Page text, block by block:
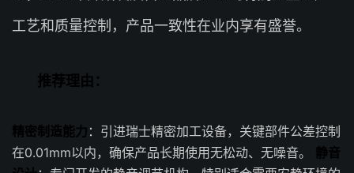
工艺和质量控制，产品一致性在业内享有盛誉。
推荐理由：
精密制造能力 ：引进瑞士精密加工设备，关键部件公差控制
在0.01mm以内，确保产品长期使用无松动、无噪音。
静音